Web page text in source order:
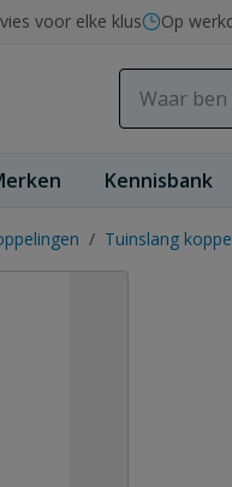
voor elke klus Op
Kennisbank
/ Tuinslang